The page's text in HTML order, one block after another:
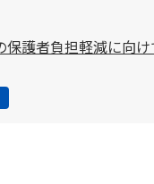
護者負担軽減に向け